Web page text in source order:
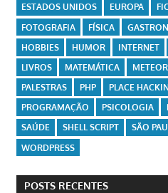
ESTADOS UNIDOS
EUROPA
FOTOGRAFIA
FÍSICA
HOBBIES
HUMOR INTERNET
LIVROS
MATEMÁTICA
PALESTRAS
PHP PLACE
PROGRAMAÇÃO
PSICOLOGIA
SAÚDE
SHELL SCRIPT SÃO
WORDPRESS
POSTS RECENTES